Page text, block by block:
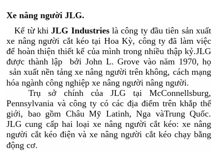
Xe nâng người JLG.
Kể từ khiJLG Industrieslà công ty đầu tiên sản xuất
xe nâng người cắt kéo tại Hoa Kỳ, công ty đã làm việc
để hoàn thiện thiết kế của mình trong nhiều thập kỷ.JLG
được thành lập bởi John L. Grove vào năm 1970, họ
sản xuất nền tảng xe nâng người trên không, cách mạng
hóa ngành công nghiệp xe nâng người nâng người.
Trụ sở chính của JLG tại McConnellsburg,
Pennsylvania và công ty có các địa điểm trên khắp thế
giới, bao gồm Châu Mỹ Latinh, Nga vàTrung Quốc.
JLG cung cấp hai loại xe nâng người cắt kéo: xe nâng
người cắt kéo điện và xe nâng người cắt kéo chạy bằng
động cơ.